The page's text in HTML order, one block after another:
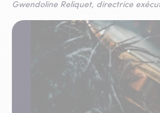
Gwendoline Reliquet, directrice